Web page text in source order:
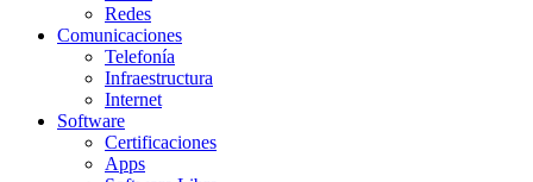
Redes
Comunicaciones
Telefonía
Infraestructura
Internet
Software
Certificaciones
Apps